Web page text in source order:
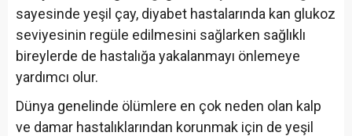
sayesinde yeşil çay, diyabet hastalarında kan glukoz
seviyesinin regüle edilmesini sağlarken sağlıklı
bireylerde de hastalığa yakalanmayı önlemeye
yardımcı olur.
Dünya genelinde ölümlere en çok neden olan kalp
ve damar hastalıklarından korunmak için de yeşil